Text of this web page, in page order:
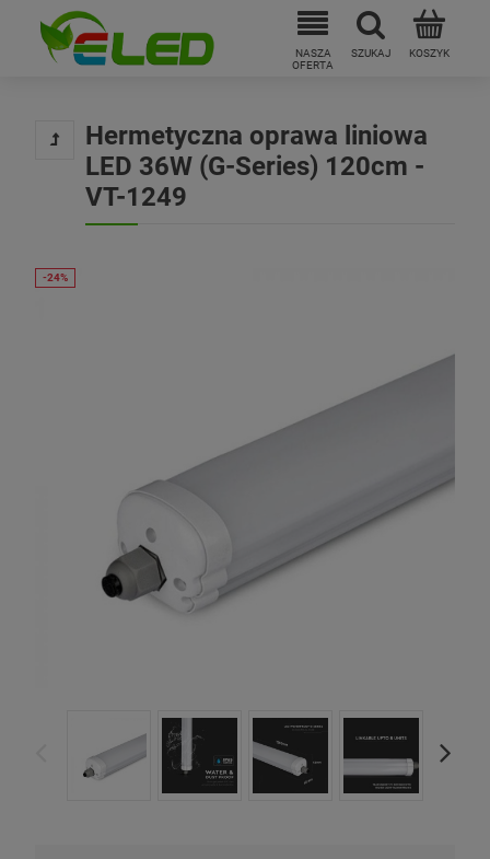
Hermetyczna oprawa liniowa
LED 36W (G-Series) 120cm -
VT-1249